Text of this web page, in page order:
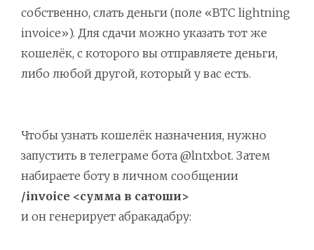
собственно, слать деньги (поле «BTC lightning
invoice»). Для сдачи можно указать тот же
кошелёк, с которого вы отправляете деньги,
либо любой другой, который у вас есть.
Чтобы узнать кошелёк назначения, нужно
запустить в телеграме бота @lntxbot. Затем
набираете боту в личном сообщении
/invoice <сумма в сатоши>
и он генерирует абракадабру: